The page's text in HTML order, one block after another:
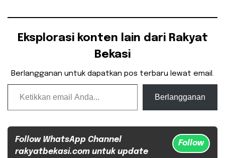
Eksplorasi konten lain dari Rakyat
Bekasi
Berlangganan untuk dapatkan pos terbaru lewat email.
Ketikkan email Anda...
Berlangganan
Follow WhatsApp Channel
rakyatbekasi.com untuk update
Follow